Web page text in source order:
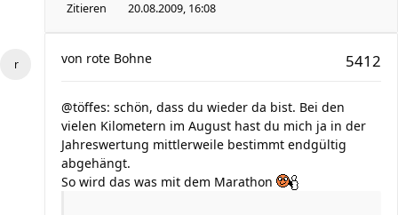
Zitieren 20.08.2009, 16:08
5412
von rote Bohne
@töffes: schön, dass du wieder da bist. Bei den
vielen Kilometern im August hast du mich ja in der
Jahreswertung mittlerweile bestimmt endgültig
abgehängt.
So wird das was mit dem Marathon